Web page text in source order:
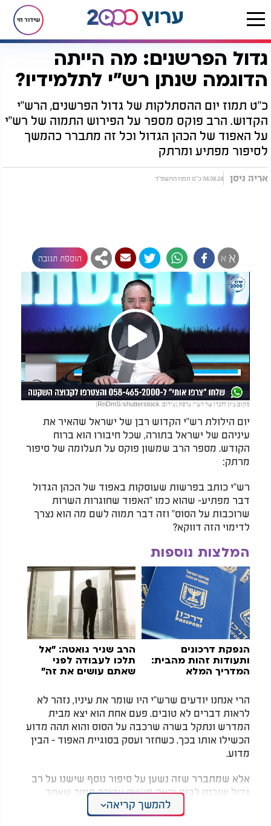
שידור חי
דף הבית יהדות גדולי ישראל גדול הפרשנים: מה הייתה הדוגמה שנתן רש"י לתלמידיו?
גדול הפרשנים: מה הייתה
הדוגמה שנתן רש"י לתלמידיו?
כ"ט תמוז יום ההסתלקות של גדול הפרשנים, הרש"י
הקדוש. הרב פוקס מספר על הפירוש התמוה של רש"י
על האפוד של הכהן הגדול וכל זה מתברר כהמשך
לסיפור מפתיע ומרתק
אריה ניסן 04.08.24 כ"ט תמוז התשפ"ד
א א הוספת תגובה
Play
Video
מקום ציון לזכרו של רש"י, צרפת (צילום: RnDmS/shutterstock)
יום הילולת רש"י הקדוש רבן של ישראל שהאיר את
עיניהם של ישראל בתורה, שכל חיבורו הוא ברוח
הקודש. מספר הרב שמשון פוקס על תעלומה של סיפור
מרתק:
רש"י כותב בפרשות שעוסקות באפוד של הכהן הגדול
דבר מפתיע- שהוא כמו "האפוד שחוגרות השרות
שרוכבות על הסוס" וזה דבר תמוה לשם מה הוא נצרך
לדימוי הזה דווקא?
המלצות נוספות
הנפקת דרכונים
ותעודות זהות מהבית:
המדריך המלא
הרב שניר גואטה: "אל
תלכו לעבודה לפני
שאתם עושים את זה"
הרי אנחנו יודעים שרש"י היו שומר את עיניו, נזהר לא
לראות דברים לא טובים. פעם אחת הוא יצא מבית
המדרש ונתקל בשרה שרכבה על הסוס והוא תהה מדוע
הכשילו אותו בכך. כשחזר ועסק בסוגיית האפוד - הבין
מדוע.
אלא שמתברר שזה נשען על סיפור נוסף שישנו על רב
גדול שנכנס לבית וראה מעשה עבירה חמור שאחד
האנשים עשה ולא הבין מדוע הוצרך לכך. לאחר זמן
שרצו למנות אותו כחזן בימים נוראים, הוא הביע את
להמשך קריאה